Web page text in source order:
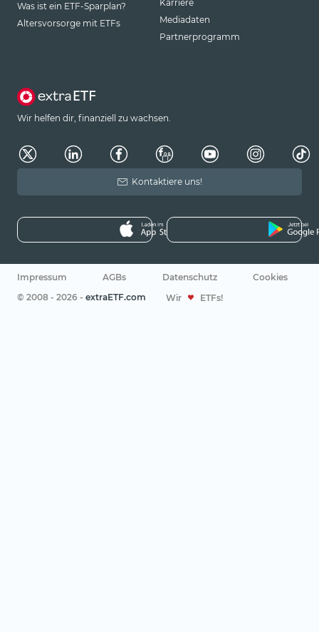
Was ist ein ETF-Sparplan?
Altersvorsorge mit ETFs
Karriere
Mediadaten
Partnerprogramm
Wir helfen dir, finanziell zu wachsen.
Kontaktiere uns!
Impressum AGBs Datenschutz
Cookies
© 2008 - 2026 - extraETF.com Wir ETFs!